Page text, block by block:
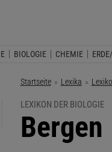
BIOLOGIE CHEMIE
Startseite Lexika
LEXIKON DER BIOLOGIE
:
Bergen